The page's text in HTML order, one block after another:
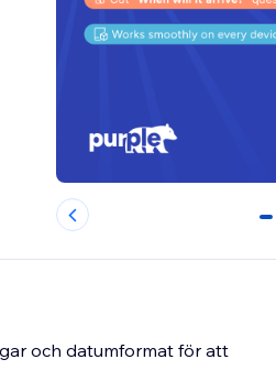
0
och datumformat för att